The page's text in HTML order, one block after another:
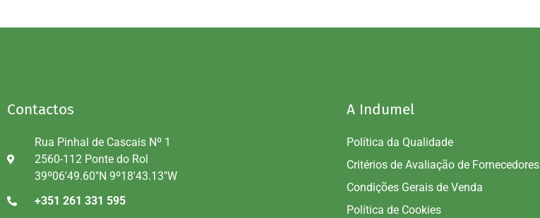
Contactos
Rua Pinhal de Cascais Nº 1
2560-112 Ponte do Rol
39º06'49.60"N 9º18'43.13"W
+351 261 331 595
A Indumel
Política da Qualidade
Critérios de Avaliação de Fornecedores
Condições Gerais de Venda
Política de Cookies